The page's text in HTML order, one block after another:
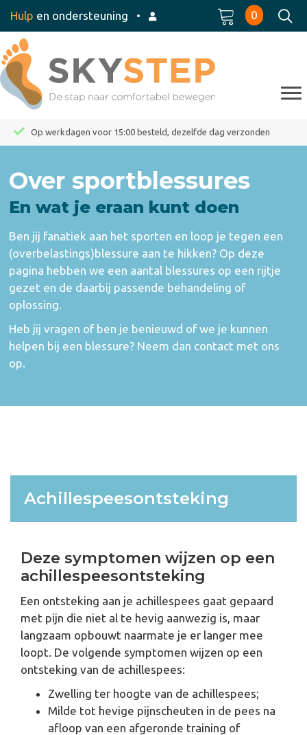
Hulp en ondersteuning • 0
Op werkdagen voor 15:00 besteld, dezelfde dag verzonden
Over sportblessures
En wat je eraan kunt doen
Ben jij fanatiek aan het sporten en loop je tegen een
(overbelastings)blessure aan te hikken? Op deze
pagina hebben we een aantal blessures op een rijtje
gezet en de daarbij passende behandeling of
oplossing.
Heb jij vragen of ben je benieuwd of we je kunnen
helpen bij een blessure? Neem dan contact met ons
op.
Achillespeesontsteking
Deze symptomen wijzen op een
achillespeesontsteking
Een ontsteking aan je achillespees gaat gepaard
met pijn die niet al te hevig aanwezig is, maar
langzaam opbouwt naarmate je er langer mee
loopt. De volgende symptomen wijzen op een
ontsteking van de achillespees:
Zwelling ter hoogte van de achillespees;
Milde tot hevige pijnscheuten in de pees na
afloop van een afgeronde training of